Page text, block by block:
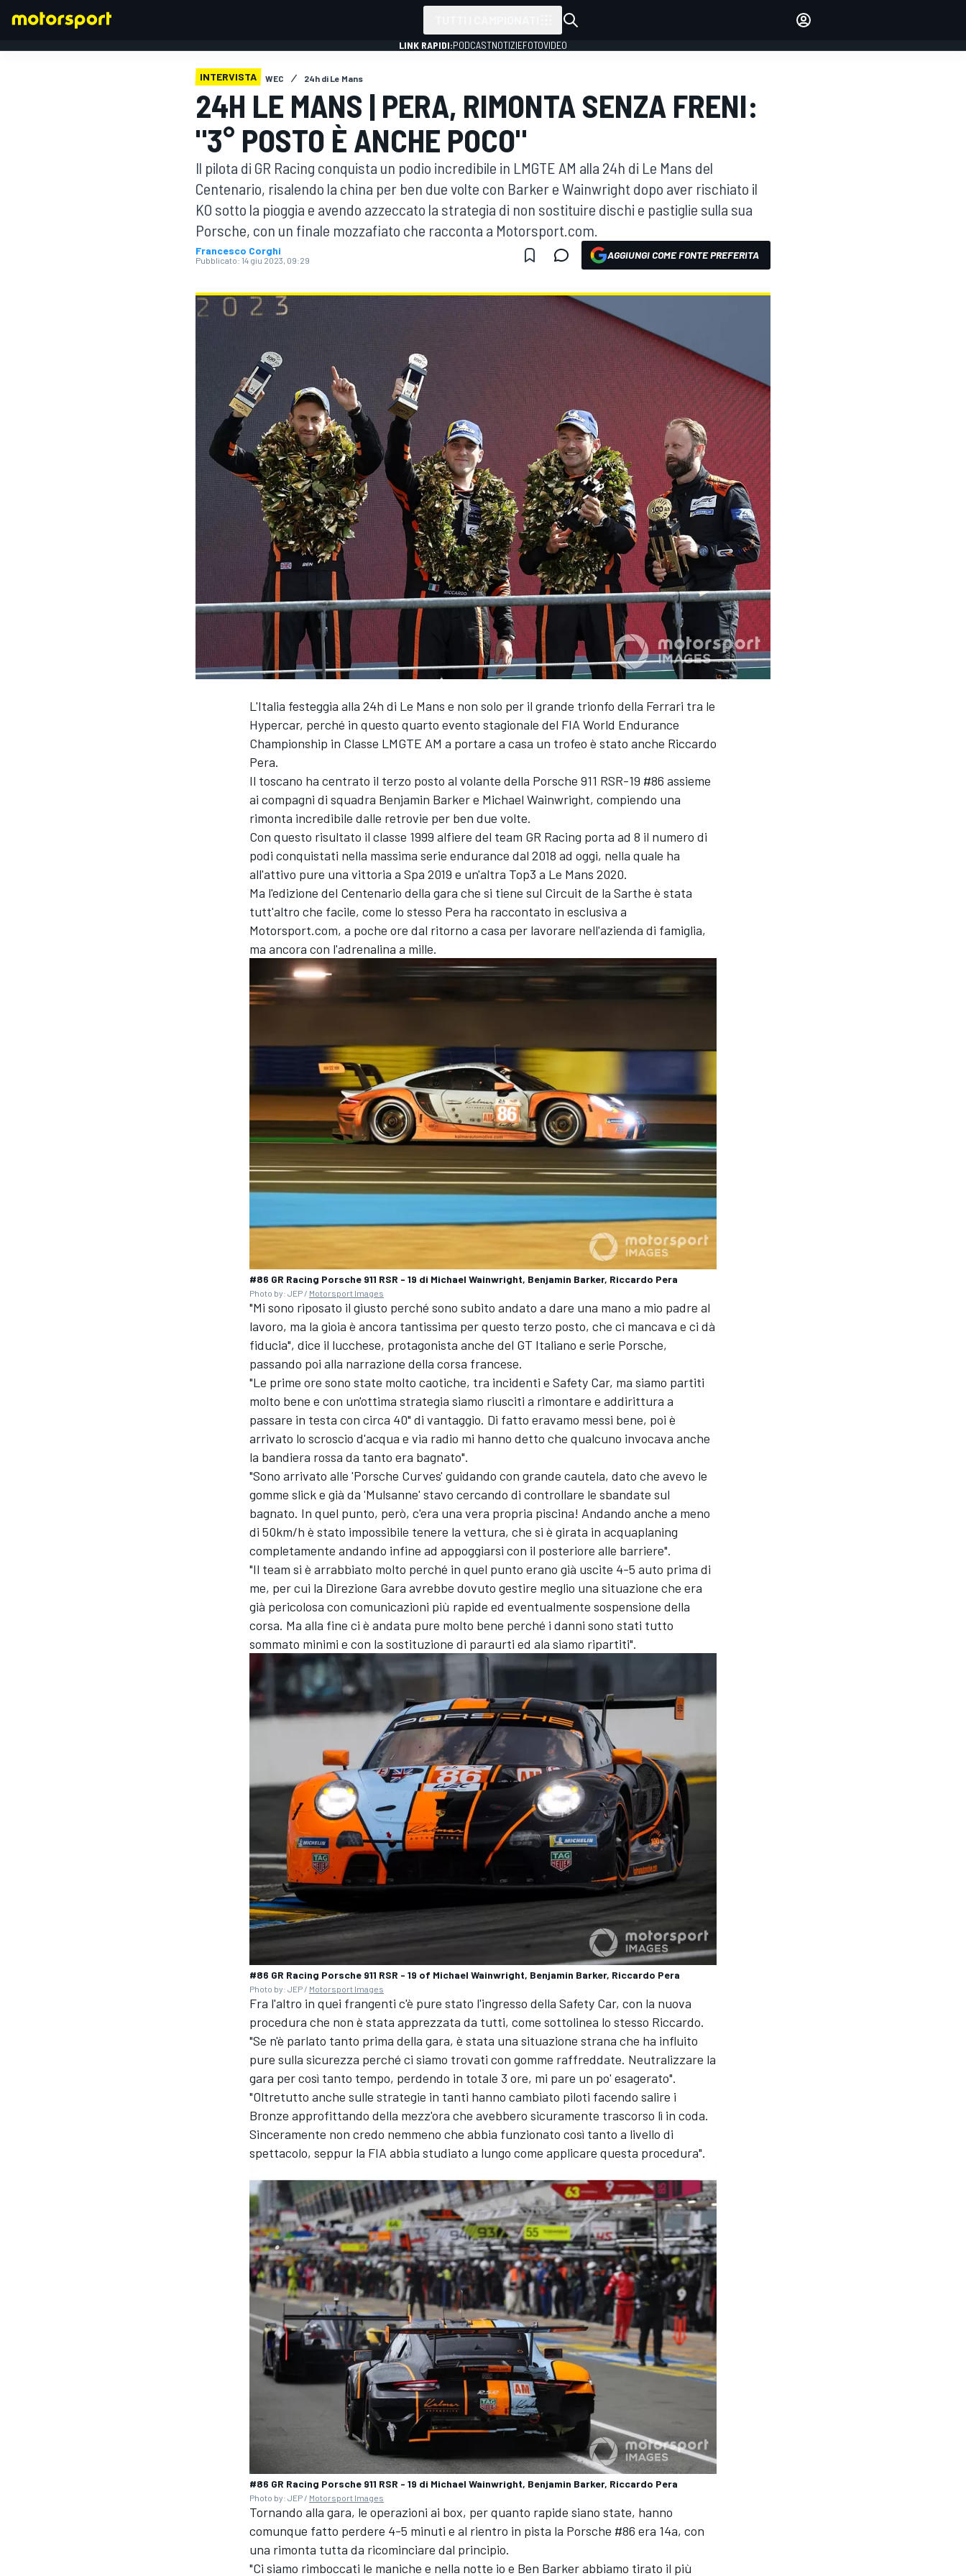
ACCEDI
LINK RAPIDI:PODCASTNOTIZIEFOTOVIDEO
INTERVISTA WEC 24h di Le Mans
24H LE MANS | PERA, RIMONTA SENZA FRENI:
"3° POSTO È ANCHE POCO"
Il pilota di GR Racing conquista un podio incredibile in LMGTE AM alla 24h di Le Mans del
Centenario, risalendo la china per ben due volte con Barker e Wainwright dopo aver rischiato il
KO sotto la pioggia e avendo azzeccato la strategia di non sostituire dischi e pastiglie sulla sua
Porsche, con un finale mozzafiato che racconta a Motorsport.com.
Francesco Corghi
Pubblicato: 14 giu 2023, 09:29 AGGIUNGI COME FONTE PREFERITA
L'Italia festeggia alla 24h di Le Mans e non solo per il grande trionfo della Ferrari tra le
Hypercar, perché in questo quarto evento stagionale del FIA World Endurance
Championship in Classe LMGTE AM a portare a casa un trofeo è stato anche Riccardo
Pera.
Il toscano ha centrato il terzo posto al volante della Porsche 911 RSR-19 #86 assieme
ai compagni di squadra Benjamin Barker e Michael Wainwright, compiendo una
rimonta incredibile dalle retrovie per ben due volte.
Con questo risultato il classe 1999 alfiere del team GR Racing porta ad 8 il numero di
podi conquistati nella massima serie endurance dal 2018 ad oggi, nella quale ha
all'attivo pure una vittoria a Spa 2019 e un'altra Top3 a Le Mans 2020.
Ma l'edizione del Centenario della gara che si tiene sul Circuit de la Sarthe è stata
tutt'altro che facile, come lo stesso Pera ha raccontato in esclusiva a
Motorsport.com, a poche ore dal ritorno a casa per lavorare nell'azienda di famiglia,
ma ancora con l'adrenalina a mille.
#86 GR Racing Porsche 911 RSR - 19 di Michael Wainwright, Benjamin Barker, Riccardo Pera
Photo by: JEP / Motorsport Images
"Mi sono riposato il giusto perché sono subito andato a dare una mano a mio padre al
lavoro, ma la gioia è ancora tantissima per questo terzo posto, che ci mancava e ci dà
fiducia", dice il lucchese, protagonista anche del GT Italiano e serie Porsche,
passando poi alla narrazione della corsa francese.
"Le prime ore sono state molto caotiche, tra incidenti e Safety Car, ma siamo partiti
molto bene e con un'ottima strategia siamo riusciti a rimontare e addirittura a
passare in testa con circa 40" di vantaggio. Di fatto eravamo messi bene, poi è
arrivato lo scroscio d'acqua e via radio mi hanno detto che qualcuno invocava anche
la bandiera rossa da tanto era bagnato".
"Sono arrivato alle 'Porsche Curves' guidando con grande cautela, dato che avevo le
gomme slick e già da 'Mulsanne' stavo cercando di controllare le sbandate sul
bagnato. In quel punto, però, c'era una vera propria piscina! Andando anche a meno
di 50km/h è stato impossibile tenere la vettura, che si è girata in acquaplaning
completamente andando infine ad appoggiarsi con il posteriore alle barriere".
"Il team si è arrabbiato molto perché in quel punto erano già uscite 4-5 auto prima di
me, per cui la Direzione Gara avrebbe dovuto gestire meglio una situazione che era
già pericolosa con comunicazioni più rapide ed eventualmente sospensione della
corsa. Ma alla fine ci è andata pure molto bene perché i danni sono stati tutto
sommato minimi e con la sostituzione di paraurti ed ala siamo ripartiti".
#86 GR Racing Porsche 911 RSR - 19 of Michael Wainwright, Benjamin Barker, Riccardo Pera
Photo by: JEP / Motorsport Images
Fra l'altro in quei frangenti c'è pure stato l'ingresso della Safety Car, con la nuova
procedura che non è stata apprezzata da tutti, come sottolinea lo stesso Riccardo.
"Se n'è parlato tanto prima della gara, è stata una situazione strana che ha influito
pure sulla sicurezza perché ci siamo trovati con gomme raffreddate. Neutralizzare la
gara per così tanto tempo, perdendo in totale 3 ore, mi pare un po' esagerato".
"Oltretutto anche sulle strategie in tanti hanno cambiato piloti facendo salire i
Bronze approfittando della mezz'ora che avebbero sicuramente trascorso lì in coda.
Sinceramente non credo nemmeno che abbia funzionato così tanto a livello di
spettacolo, seppur la FIA abbia studiato a lungo come applicare questa procedura".
#86 GR Racing Porsche 911 RSR - 19 di Michael Wainwright, Benjamin Barker, Riccardo Pera
Photo by: JEP / Motorsport Images
Tornando alla gara, le operazioni ai box, per quanto rapide siano state, hanno
comunque fatto perdere 4-5 minuti e al rientro in pista la Porsche #86 era 14a, con
una rimonta tutta da ricominciare dal principio.
"Ci siamo rimboccati le maniche e nella notte io e Ben Barkerabbiamo tirato il più